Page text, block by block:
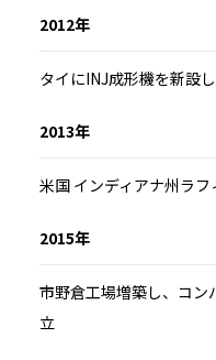
2012年
タイにINJ成形機を新設
2013年
米国 インディアナ州ラ
2015年
市野倉工場増築し、コン
立